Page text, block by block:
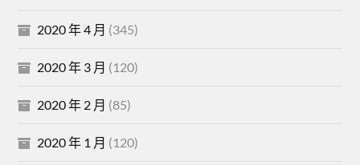
2020 年 4 月 (345)
2020 年 3 月 (120)
2020 年 2 月 (85)
2020 年 1 月 (120)